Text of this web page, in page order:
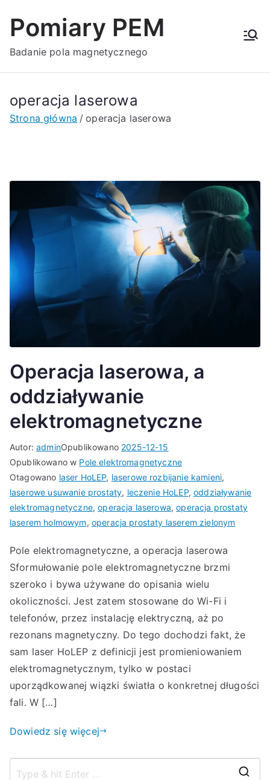
Pomiary PEM
Badanie pola magnetycznego
operacja laserowa
Strona główna operacja laserowa
Operacja laserowa, a
oddziaływanie
elektromagnetyczne
Autor:adminOpublikowano 2025-12-15
Opublikowano w Pole elektromagnetyczne
Otagowano laser HoLEP, laserowe rozbijanie kamieni,
laserowe usuwanie prostaty, leczenie HoLEP,oddziaływanie
elektromagnetyczne,operacja laserowa,operacja prostaty
laserem holmowym, operacja prostaty laserem zielonym
Pole elektromagnetyczne, a operacja laserowa
Sformułowanie pole elektromagnetyczne brzmi
szeroko i bywa używane do opisania wielu
okoliczności. Jest zatem stosowane do Wi-Fi i
telefonów, przez instalację elektryczną, aż po
rezonans magnetyczny. Do tego dochodzi fakt, że
sam laser HoLEP z definicji jest promieniowaniem
elektromagnetycznym, tylko w postaci
uporządkowanej wiązki światła o konkretnej długości
fali. W […]
Dowiedz się więcej